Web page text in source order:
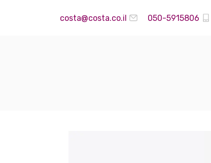
050-5915806
costa@costa.co.il